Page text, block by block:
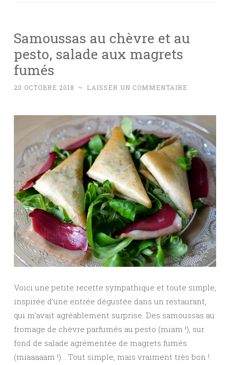
Samoussas au chèvre et au
pesto, salade aux magrets
fumés
20 OCTOBRE 2018 ~ LAISSER UN COMMENTAIRE
Voici une petite recette sympathique et toute simple,
inspirée d’une entrée dégustée dans un restaurant,
qui m’avait agréablement surprise. Des samoussas au
fromage de chèvre parfumés au pesto (miam !), sur
fond de salade agrémentée de magrets fumés
(miaaaaam !)… Tout simple, mais vraiment très bon !